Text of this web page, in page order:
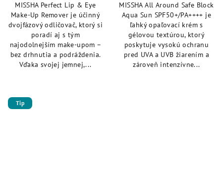
z
5
hviezdičiek.
MISSHA Perfect Lip & Eye
Make-Up Remover je účinný
dvojfázový odličovač, ktorý si
poradí aj s tým
najodolnejším make-upom –
bez drhnutia a podráždenia.
Vďaka svojej jemnej,...
MISSHA All Around Safe Block
Aqua Sun SPF50+/PA++++ je
ľahký opaľovací krém s
gélovou textúrou, ktorý
poskytuje vysokú ochranu
pred UVA a UVB žiarením a
zároveň intenzívne...
Tip